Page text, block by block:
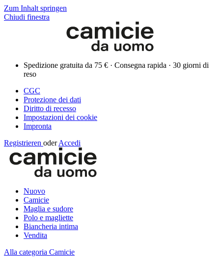
Zum Inhalt springen
Chiudi finestra
Spedizione gratuita da 75 € · Consegna rapida · 30 giorni di
reso
CGC
Protezione dei dati
Diritto di recesso
Impostazioni dei cookie
Impronta
Registrieren oder Accedi
Nuovo
Camicie
Maglia e sudore
Polo e magliette
Biancheria intima
Vendita
Alla categoria Camicie